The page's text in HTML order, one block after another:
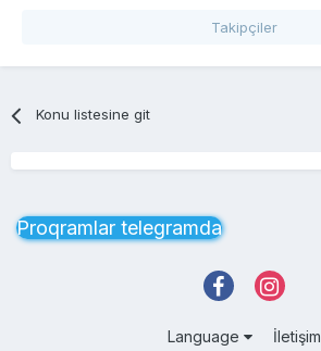
Takipçiler
Konu listesine git
Proqramlar telegramda
Language İletişim